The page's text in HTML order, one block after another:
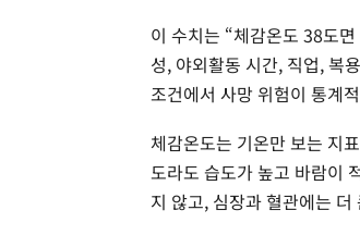
이 수치는 “체감온도 38도
성, 야외활동 시간, 직업, 복
조건에서 사망 위험이 통계
체감온도는 기온만 보는 지
도라도 습도가 높고 바람이
지 않고, 심장과 혈관에는 더